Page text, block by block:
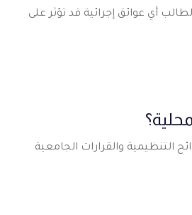
أي عوائق إجرائية قد تؤثر على
التنظيمية والقرارات الجامعية